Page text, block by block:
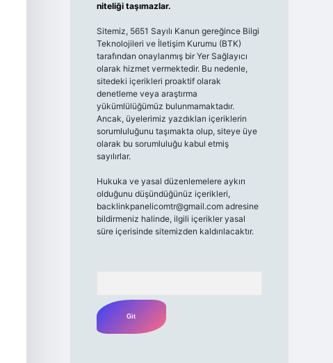
niteliği taşımazlar.
Sitemiz, 5651 Sayılı Kanun gereğince Bilgi
Teknolojileri ve İletişim Kurumu (BTK)
tarafından onaylanmış bir Yer Sağlayıcı
olarak hizmet vermektedir. Bu nedenle,
sitedeki içerikleri proaktif olarak
denetleme veya araştırma
yükümlülüğümüz bulunmamaktadır.
Ancak, üyelerimiz yazdıkları içeriklerin
sorumluluğunu taşımakta olup, siteye üye
olarak bu sorumluluğu kabul etmiş
sayılırlar.
Hukuka ve yasal düzenlemelere aykırı
olduğunu düşündüğünüz içerikleri,
backlinkpanelicomtr@gmail.comadresine
bildirmeniz halinde, ilgili içerikler yasal
süre içerisinde sitemizden kaldırılacaktır.